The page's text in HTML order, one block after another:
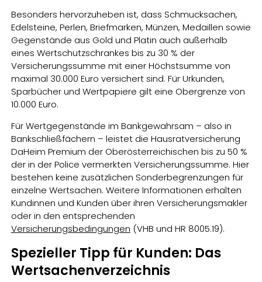
Besonders hervorzuheben ist, dass Schmucksachen,
Edelsteine, Perlen, Briefmarken, Münzen, Medaillen sowie
Gegenstände aus Gold und Platin auch außerhalb
eines Wertschutzschrankes bis zu 30 % der
Versicherungssumme mit einer Höchstsumme von
maximal 30.000 Euro versichert sind. Für Urkunden,
Sparbücher und Wertpapiere gilt eine Obergrenze von
10.000 Euro.
Für Wertgegenstände im Bankgewahrsam – also in
Bankschließfächern – leistet die Hausratversicherung
DaHeim Premium der Oberösterreichischen bis zu 50 %
der in der Police vermerkten Versicherungssumme. Hier
bestehen keine zusätzlichen Sonderbegrenzungen für
einzelne Wertsachen. Weitere Informationen erhalten
Kundinnen und Kunden über ihren Versicherungsmakler
oder in den entsprechenden
Versicherungsbedingungen (VHB und HR 8005.19).
Spezieller Tipp für Kunden: Das
Wertsachenverzeichnis